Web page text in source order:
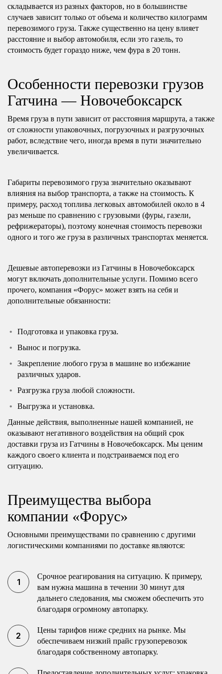
складывается из разных факторов, но в большинстве
случаев зависит только от объема и количество килограмм
перевозимого груза. Также существенно на цену влияет
расстояние и выбор автомобиля, если это газель, то
стоимость будет гораздо ниже, чем фура в 20 тонн.
Особенности перевозки грузов
Гатчина — Новочебоксарск
Время груза в пути зависит от расстояния маршрута, а также
от сложности упаковочных, погрузочных и разгрузочных
работ, вследствие чего, иногда время в пути значительно
увеличивается.
Габариты перевозимого груза значительно оказывают
влияния на выбор транспорта, а также на стоимость. К
примеру, расход топлива легковых автомобилей около в 4
раз меньше по сравнению с грузовыми (фуры, газели,
рефрижераторы), поэтому конечная стоимость перевозки
одного и того же груза в различных транспортах меняется.
Дешевые автоперевозки из Гатчины в Новочебоксарск
могут включать дополнительные услуги. Помимо всего
прочего, компания «Форус» может взять на себя и
дополнительные обязанности:
Подготовка и упаковка груза.
Вынос и погрузка.
Закрепление любого груза в машине во избежание
различных ударов.
Разгрузка груза любой сложности.
Выгрузка и установка.
Данные действия, выполненные нашей компанией, не
оказывают негативного воздействия на общий срок
доставки груза из Гатчины в Новочебоксарск. Мы ценим
каждого своего клиента и подстраиваемся под его
ситуацию.
Преимущества выбора
компании «Форус»
Основными преимуществами по сравнению с другими
логистическими компаниями по доставке являются:
Срочное реагирования на ситуацию. К примеру,
вам нужна машина в течении 30 минут для
дальнего следования, мы сможем обеспечить это
благодаря огромному автопарку.
Цены тарифов ниже средних на рынке. Мы
обеспечиваем низкий прайс грузоперевозок
благодаря собственному автопарку.